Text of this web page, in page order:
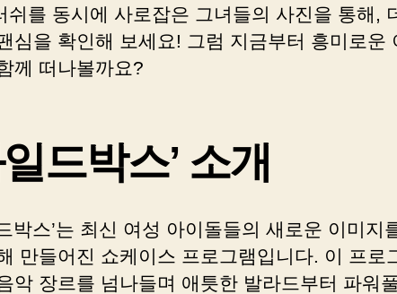
쉬를 동시에 사로잡은 그녀들의 사진을 통해,
심을 확인해 보세요! 그럼 지금부터 흥미로운
께 떠나볼까요?
일드박스’ 소개
박스’는 최신 여성 아이돌들의 새로운 이미지
만들어진 쇼케이스 프로그램입니다. 이 프로
악 장르를 넘나들며 애틋한 발라드부터 파워